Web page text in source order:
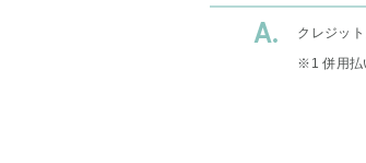
クレジッ
※1 併用払